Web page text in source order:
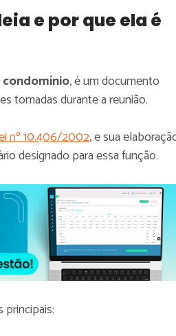
e por que ela é
condomínio, é um documento
tomadas durante a reunião.
nº 10.406/2002, e sua
designado para essa função.